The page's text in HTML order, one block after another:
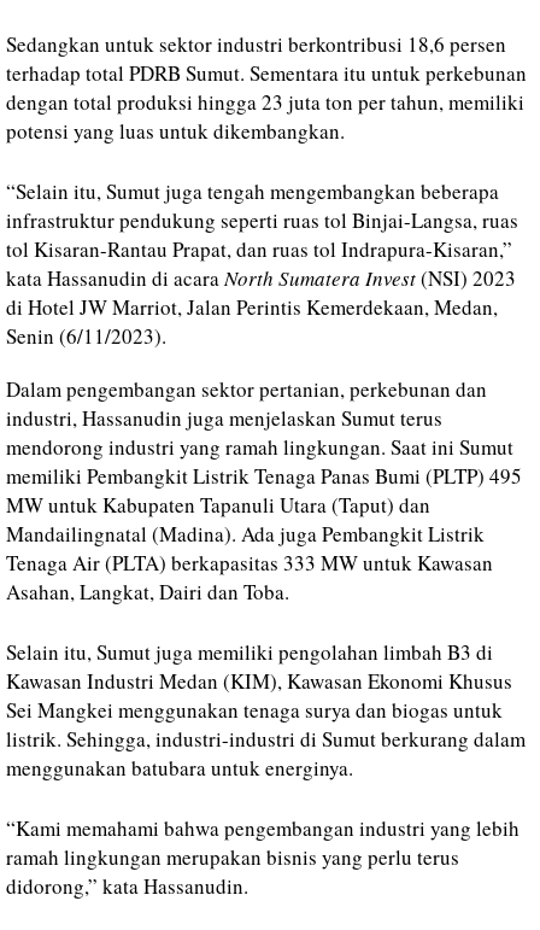
Sedangkan untuk sektor industri berkontribusi 18,6 persen
terhadap total PDRB Sumut. Sementara itu untuk perkebunan
dengan total produksi hingga 23 juta ton per tahun, memiliki
potensi yang luas untuk dikembangkan.
“Selain itu, Sumut juga tengah mengembangkan beberapa
infrastruktur pendukung seperti ruas tol Binjai-Langsa, ruas
tol Kisaran-Rantau Prapat, dan ruas tol Indrapura-Kisaran,”
kata Hassanudin di acaraNorth Sumatera Invest(NSI) 2023
di Hotel JW Marriot, Jalan Perintis Kemerdekaan, Medan,
Senin (6/11/2023).
Dalam pengembangan sektor pertanian, perkebunan dan
industri, Hassanudin juga menjelaskan Sumut terus
mendorong industri yang ramah lingkungan. Saat ini Sumut
memiliki Pembangkit Listrik Tenaga Panas Bumi (PLTP) 495
MW untuk Kabupaten Tapanuli Utara (Taput) dan
Mandailingnatal (Madina). Ada juga Pembangkit Listrik
Tenaga Air (PLTA) berkapasitas 333 MW untuk Kawasan
Asahan, Langkat, Dairi dan Toba.
Selain itu, Sumut juga memiliki pengolahan limbah B3 di
Kawasan Industri Medan (KIM), Kawasan Ekonomi Khusus
Sei Mangkei menggunakan tenaga surya dan biogas untuk
listrik. Sehingga, industri-industri di Sumut berkurang dalam
menggunakan batubara untuk energinya.
“Kami memahami bahwa pengembangan industri yang lebih
ramah lingkungan merupakan bisnis yang perlu terus
didorong,” kata Hassanudin.